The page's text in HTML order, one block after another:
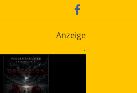
Anzeige
.